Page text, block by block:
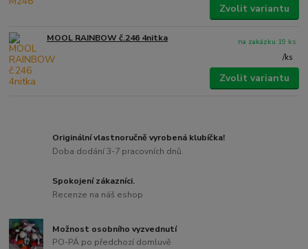
Zvolit variantu
MOOL RAINBOW č.246 4nitka
/ks
na zakázku 19 ks
Zvolit variantu
Originální vlastnoručně vyrobená klubíčka!
Doba dodání 3-7 pracovních dnů.
Spokojení zákazníci.
Recenze na náš eshop
Možnost osobního vyzvednutí
PO-PÁ po předchozí domluvě